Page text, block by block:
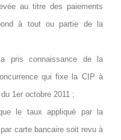
au titre des paiements
à tout ou partie de la
pris connaissance de la
qui fixe la CIP à
1er octobre 2011 ;
le taux appliqué par la
carte bancaire soit revu à